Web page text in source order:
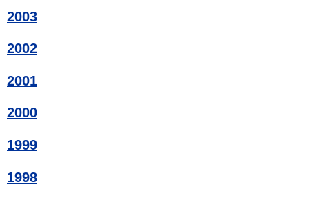
2003
2002
2001
2000
1999
1998